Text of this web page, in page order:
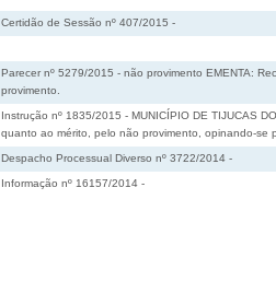
Certidão de Sessão nº 407/2015 -
Parecer nº 5279/2015 - não provimento EMENTA:
provimento.
Instrução nº 1835/2015 - MUNICÍPIO DE TIJUCAS
quanto ao mérito, pelo não provimento, opinando-se
Despacho Processual Diverso nº 3722/2014 -
Informação nº 16157/2014 -